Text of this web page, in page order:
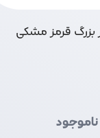
بزرگ قرمز مشکی
ناموجود